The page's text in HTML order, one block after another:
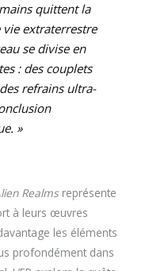
quittent la
vie extraterrestre
se divise en
: des couplets
refrains ultra-
»
Realmsreprésente
à leurs œuvres
les éléments
profondément dans